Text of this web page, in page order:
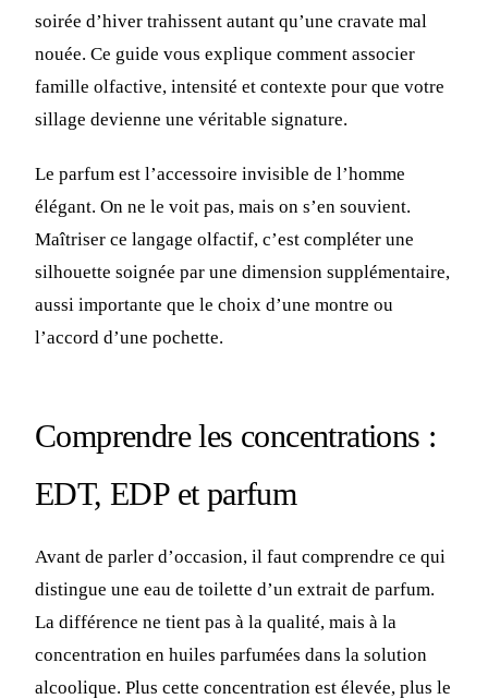
soirée d’hiver trahissent autant qu’une cravate mal
nouée. Ce guide vous explique comment associer
famille olfactive, intensité et contexte pour que votre
sillage devienne une véritable signature.
Le parfum est l’accessoire invisible de l’homme
élégant. On ne le voit pas, mais on s’en souvient.
Maîtriser ce langage olfactif, c’est compléter une
silhouette soignée par une dimension supplémentaire,
aussi importante que le choix d’une montre ou
l’accord d’une pochette.
Comprendre les concentrations :
EDT, EDP et parfum
Avant de parler d’occasion, il faut comprendre ce qui
distingue une eau de toilette d’un extrait de parfum.
La différence ne tient pas à la qualité, mais à la
concentration en huiles parfumées dans la solution
alcoolique. Plus cette concentration est élevée, plus le